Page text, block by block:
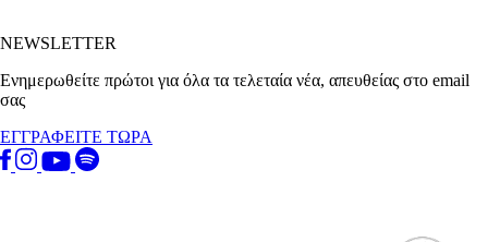
NEWSLETTER
Ενημερωθείτε πρώτοι για όλα τα τελεταία νέα, απευθείας στο email
σας
ΕΓΓΡΑΦΕΙΤΕ ΤΩΡΑ